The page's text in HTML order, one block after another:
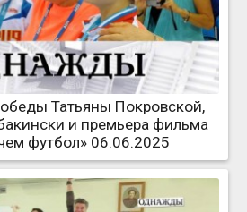
Татьяны Покровской,
и премьера фильма
футбол» 06.06.2025